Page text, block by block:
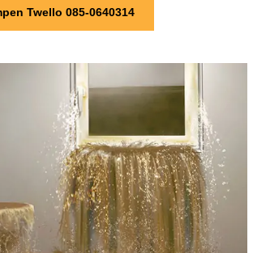
Twello 085-0640314